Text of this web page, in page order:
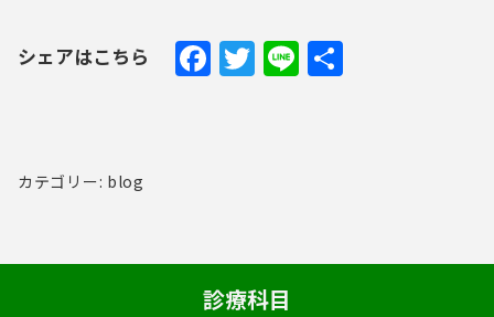
シェアはこちら Facebook
Twitter
Line
カテゴリー: blog
診療科目